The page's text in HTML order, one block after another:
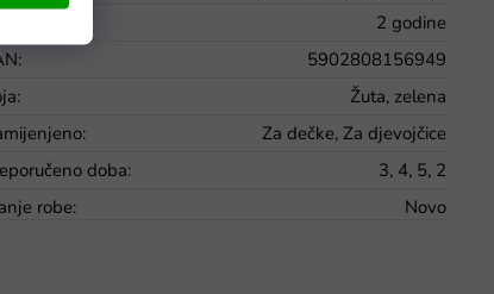
2 godine
:
5902808156949
:
Žuta, zelena
:
Za dečke, Za djevojčice
doba:
3, 4, 5, 2
robe: Novo